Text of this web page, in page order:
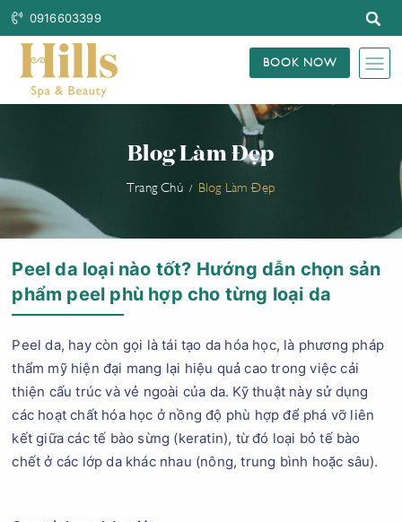
0916603399
BOOK NOW
Blog Làm Đẹp
Trang Chủ Blog Làm Đẹp
Peel da loại nào tốt? Hướng dẫn chọn sản
phẩm peel phù hợp cho từng loại da
Peel da, hay còn gọi là tái tạo da hóa học, là phương pháp
thẩm mỹ hiện đại mang lại hiệu quả cao trong việc cải
thiện cấu trúc và vẻ ngoài của da. Kỹ thuật này sử dụng
các hoạt chất hóa học ở nồng độ phù hợp để phá vỡ liên
kết giữa các tế bào sừng (keratin), từ đó loại bỏ tế bào
chết ở các lớp da khác nhau (nông, trung bình hoặc sâu).